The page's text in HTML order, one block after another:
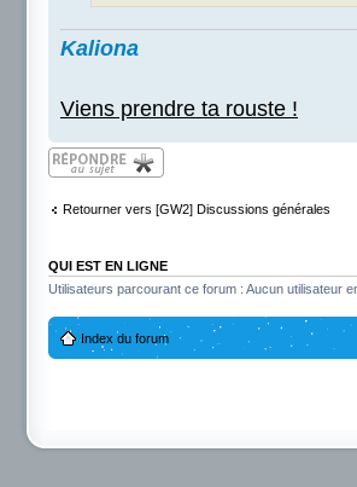
Kaliona
Viens prendre ta rouste !
Répondre
Retourner vers [GW2] Discussions générales
QUI EST EN LIGNE
Utilisateurs parcourant ce forum : Aucun utilisateur
Index du forum